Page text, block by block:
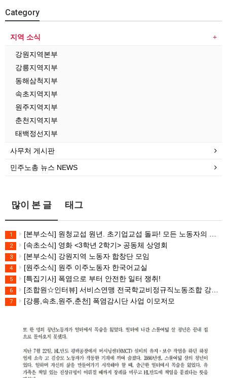
Category
지역 소식
강원지역본부
강릉지역지부
동해삼척지부
속초지역지부
원주지역지부
춘천지역지부
태백정선지부
사무처 게시판
민주노총 뉴스 NEWS
많이 본 글 태그
1 [본부소식] 원청교섭 원년. 초기업교섭 돌파! 모든 노동자의 노동기본권 쟁취! 민주노총 7.15 총파업대회
2 [속초소식] 영화 <3학년 2학기> 공동체 상영회
3 [본부소식] 강원지역 노동자 합창단 모임
4 [원주소식] 원주 이주노동자 한국어교실
5 [특집기사] 폭염으로 부터 안전한 일터 쟁취!
6 [조합원☆인터뷰] 서비스연맹 전국학교비정규직노동조합 강원지부 김유미 춘천지회장
7 [강릉,속초,원주,춘천] 폭염감시단 사업 이모저모